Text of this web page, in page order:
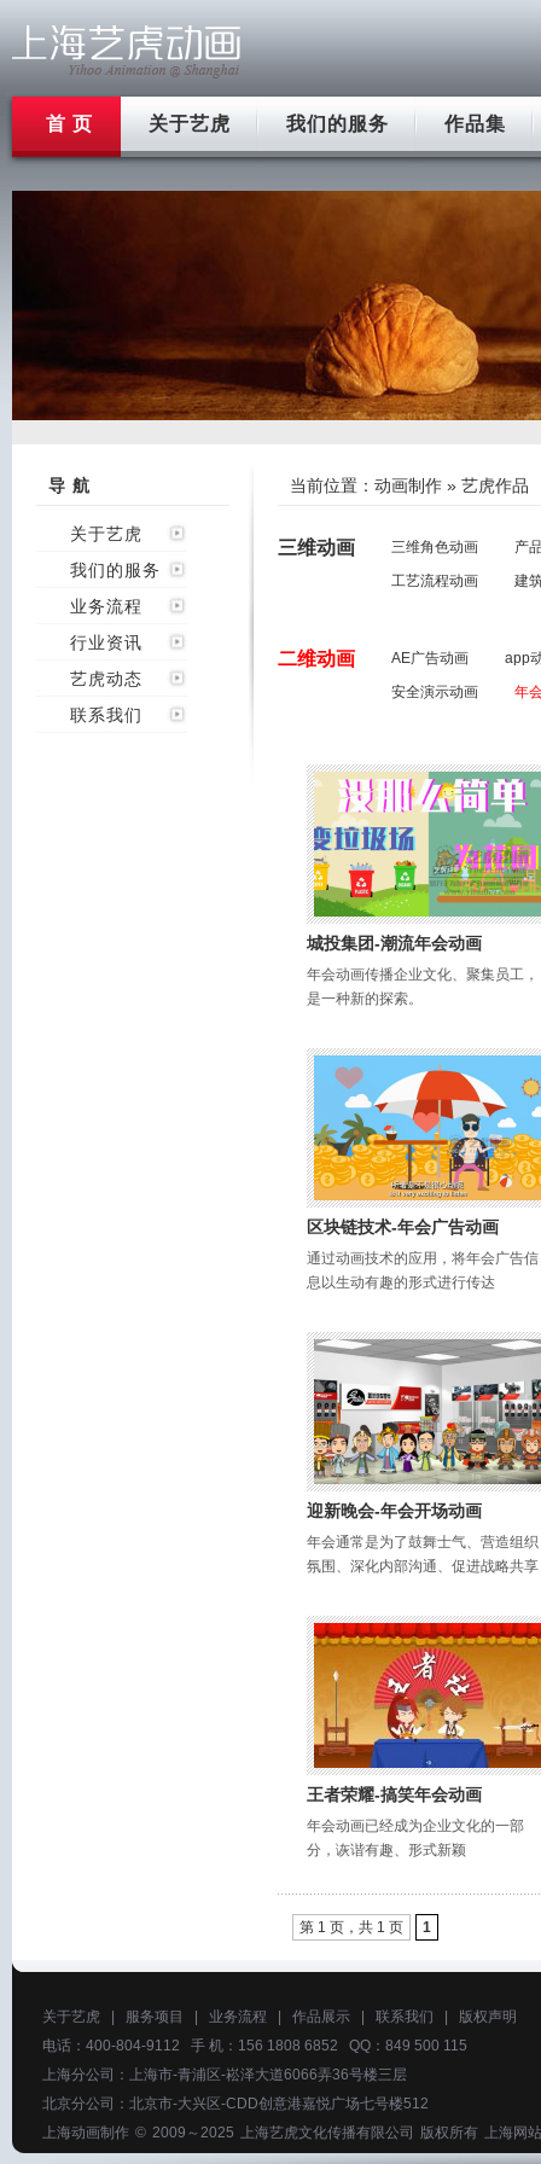
首 页 关于艺虎 我们的服务 作品集
导 航
关于艺虎
我们的服务
业务流程
行业资讯
艺虎动态
联系我们
当前位置： 动画制作 » 艺虎作品
三维动画 三维角色动画
产
工艺流程动画
建
二维动画 AE广告动画
app
安全演示动画
年
城投集团-潮流年会动画
年会动画传播企业文化、聚集员工，
是一种新的探索。
区块链技术-年会广告动画
通过动画技术的应用，将年会广告信
息以生动有趣的形式进行传达
迎新晚会-年会开场动画
年会通常是为了鼓舞士气、营造组织
氛围、深化内部沟通、促进战略共享
王者荣耀-搞笑年会动画
年会动画已经成为企业文化的一部
分，诙谐有趣、形式新颖
第 1 页，共 1 页 1
关于艺虎 服务项目 业务流程 作品展示 联系我们
版权声明
电话：400-804-9112 手 机：156 1808 6852 QQ：849 500 115
上海分公司：上海市-青浦区-崧泽大道6066弄36号楼三层
北京分公司：北京市-大兴区-CDD创意港嘉悦广场七号楼512
上海动画制作 © 2009～2025 上海艺虎文化传播有限公司 版权所有 上海网